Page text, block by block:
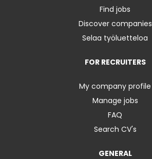
Find jobs
Discover companies
Selaa työluetteloa
FOR RECRUITERS
My company profile
Manage jobs
FAQ
Search CV's
GENERAL